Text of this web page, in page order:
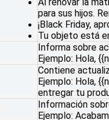
para sus hijos.
¡Black Friday,
Tu objeto está
Informa sobre
Ejemplo: Hola,
Contiene
Ejemplo: Hola,
entregar tu
Información
Ejemplo: